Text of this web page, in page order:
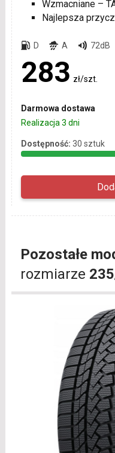
Wzmacniane –
Najlepsza
D A 72dB
283 zł/szt.
Darmowa dostawa
Realizacja 3 dni
Dostępność: 30 sztuk
Pozostałe
rozmiarze